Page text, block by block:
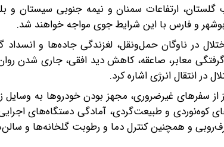
غرب گلستان، ارتفاعات سمنان و نیمه جنوبی
در ناوگان حمل‌ونقل، لغزندگی جاده‌ها و
معابر، صاعقه، کاهش دید افقی، جاری شدن
انتقال انرژی اشاره کرد.
سفرهای غیرضروری، مجهز بودن خودروها به وسایل
کوه‌نوردی و طبیعت‌گردی، آمادگی دستگاه‌های
و همچنین کنترل دما و رطوبت گلخانه‌ها و